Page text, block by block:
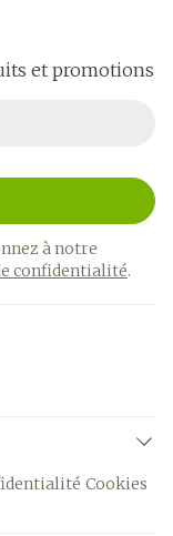
et promotions
à notre
confidentialité.
Cookies